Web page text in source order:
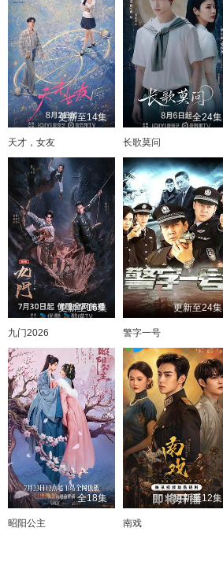
更新至14集
天才，女友
全24集
长歌莫问
更新至16集
九门2026
更新至24集
警字一号
全18集
昭阳公主
更新至12集
南戏